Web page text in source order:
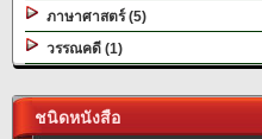
ภาษาศาสตร์ (5)
วรรณคดี (1)
ชนิดหนังสือ